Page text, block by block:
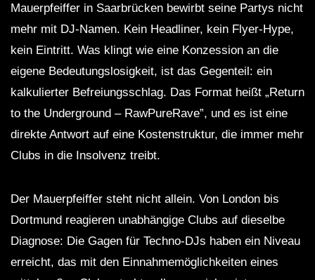
Mauerpfeiffer in Saarbrücken bewirbt seine Partys nicht
mehr mit DJ-Namen. Kein Headliner, kein Flyer-Hype,
kein Eintritt. Was klingt wie eine Konzession an die
eigene Bedeutungslosigkeit, ist das Gegenteil: ein
kalkulierter Befreiungsschlag. Das Format heißt „Return
to the Underground – RawPureRave”, und es ist eine
direkte Antwort auf eine Kostenstruktur, die immer mehr
Clubs in die Insolvenz treibt.
Der Mauerpfeiffer steht nicht allein. Von London bis
Dortmund reagieren unabhängige Clubs auf dieselbe
Diagnose: Die Gagen für Techno-DJs haben ein Niveau
erreicht, das mit den Einnahmemöglichkeiten eines